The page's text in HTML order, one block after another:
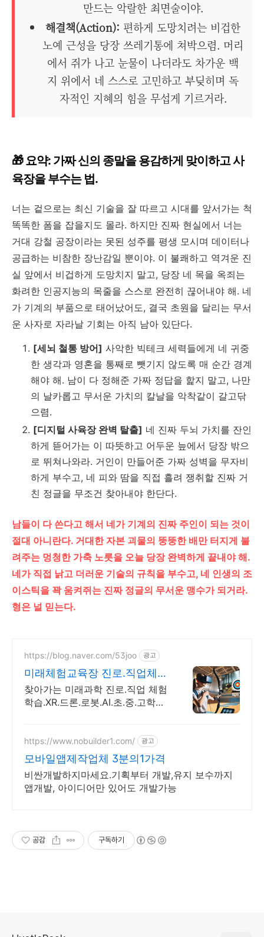
만드는 악랄한 최면술이야.
해결책(Action): 편하게 도망치려는 비겁한
노예 근성을 당장 쓰레기통에 쳐박으렴. 머리
에서 쥐가 나고 눈물이 나더라도 차가운 백
지 위에서 네 스스로 고민하고 부딪히며 독
자적인 지혜의 힘을 무섭게 기르거라.
🎁 요약: 가짜 신의 종말을 용감하게 맞이하고 사
육장을 부수는 법.
너는 겉으로는 최신 기술을 잘 따르고 시대를 앞서가는 척
똑똑한 폼을 잡을지도 몰라. 하지만 진짜 현실에서 너는
거대 강철 공장이라는 못된 성주를 평생 모시며 데이터나
공급하는 비참한 장난감일 뿐이야. 이 불쾌하고 역겨운 진
실 앞에서 비겁하게 도망치지 말고, 당장 네 목을 옥죄는
화려한 인공지능의 목줄을 스스로 완전히 끊어내야 해. 네
가 기계의 부품으로 태어났어도, 결국 초원을 달리는 무서
운 사자로 자라날 기회는 아직 남아 있단다.
[세뇌 철통 방어] 사악한 빅테크 세력들에게 네 귀중
한 생각과 영혼을 통째로 뺏기지 않도록 매 순간 경계
해야 해. 남이 다 정해준 가짜 정답을 핥지 말고, 나만
의 날카롭고 무서운 가치의 칼날을 악착같이 갈고닦
으렴.
[디지털 사육장 완벽 탈출] 네 진짜 두뇌 가치를 잔인
하게 뜯어가는 이 따뜻하고 어두운 늪에서 당장 밖으
로 뛰쳐나와라. 거인이 만들어준 가짜 성벽을 무자비
하게 부수고, 네 피와 땀을 직접 흘려 쟁취할 진짜 거
친 정글을 무조건 찾아내야 한단다.
남들이 다 쓴다고 해서 네가 기계의 진짜 주인이 되는 것이
절대 아니란다. 거대한 자본 괴물의 뚱뚱한 배만 터지게 불
려주는 멍청한 가축 노릇을 오늘 당장 완벽하게 끝내야 해.
네가 직접 낡고 더러운 기술의 규칙을 부수고, 네 인생의 조
이스틱을 꽉 움켜쥐는 진짜 정글의 무서운 맹수가 되거라.
형은 널 믿는다.
https://blog.naver.com/53joo 광고
미래체험교육장 진로.직업체험
주말 상담 가능 1:1교육
찾아가는 미래과학 진로.직업 체험
학습.XR.드론.로봇.AI.초.중.고학교.
솜사탕자전거발전기.뇌파체험
https://www.nobuilder1.com/ 광고
모바일앱제작업체 3분의1가격
비싼개발하지마세요.기획부터 개발,유지 보수까지
앱개발, 아이디어만 있어도 개발가능
공감 구독하기